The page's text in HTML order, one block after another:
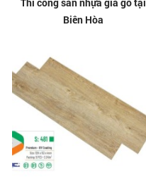
Biên Hòa